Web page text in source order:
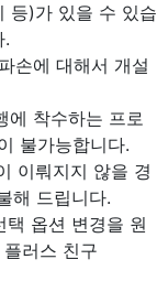
등)가 있을 수 있습
.
손에 대해서 개설
에 착수하는 프로
불가능합니다.
이뤄지지 않을 경
해 드립니다.
옵션 변경을 원
러스 친구